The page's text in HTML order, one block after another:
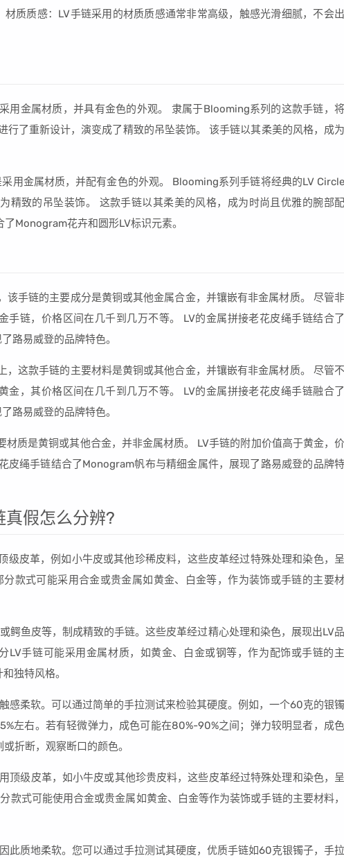
质质感：LV手链采用的材质质感通常非常高级，触感光滑细腻，不会出
用金属材质，并具有金色的外观。 隶属于Blooming系列的这款手链，将
了重新设计，演变成了精致的吊坠装饰。 该手链以其柔美的风格，成为
用金属材质，并配有金色的外观。 Blooming系列手链将经典的LV Circle
精致的吊坠装饰。 这款手链以其柔美的风格，成为时尚且优雅的腕部配
Monogram花卉和圆形LV标识元素。
该手链的主要成分是黄铜或其他金属合金，并镶嵌有非金属材质。 尽管非
手链，价格区间在几千到几万不等。 LV的金属拼接老花皮绳手链结合了
路易威登的品牌特色。
，这款手链的主要材料是黄铜或其他合金，并镶嵌有非金属材质。 尽管不
金，其价格区间在几千到几万不等。 LV的金属拼接老花皮绳手链融合了
路易威登的品牌特色。
材质是黄铜或其他合金，并非金属材质。 LV手链的附加价值高于黄金，价
皮绳手链结合了Monogram帆布与精细金属件，展现了路易威登的品牌特
假怎么分辨?
级皮革，例如小牛皮或其他珍稀皮料，这些皮革经过特殊处理和染色，呈
款式可能采用合金或贵金属如黄金、白金等，作为装饰或手链的主要材
鳄鱼皮等，制成精致的手链。这些皮革经过精心处理和染色，展现出LV品
LV手链可能采用金属材质，如黄金、白金或钢等，作为配饰或手链的主
独特风格。
感柔软。可以通过简单的手拉测试来检验其硬度。例如，一个60克的银镯
左右。若有轻微弹力，成色可能在80%-90%之间；弹力较明显者，成色
折断，观察断口的颜色。
顶级皮革，如小牛皮或其他珍贵皮料，这些皮革经过特殊处理和染色，呈
款式可能使用合金或贵金属如黄金、白金等作为装饰或手链的主要材料，
此质地柔软。您可以通过手拉测试其硬度，优质手链如60克银镯子，手拉